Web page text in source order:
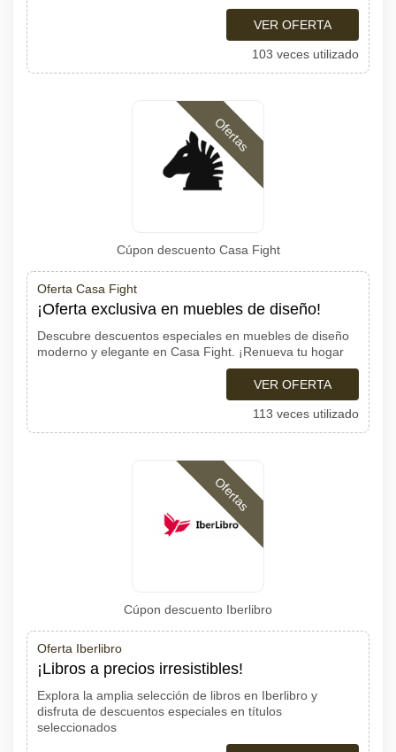
VER OFERTA
103 veces utilizado
Ofertas
Cúpon descuento Casa Fight
Oferta Casa Fight
¡Oferta exclusiva en muebles de diseño!
Descubre descuentos especiales en muebles de diseño
moderno y elegante en Casa Fight. ¡Renueva tu hogar
VER OFERTA
113 veces utilizado
Ofertas
Cúpon descuento Iberlibro
Oferta Iberlibro
¡Libros a precios irresistibles!
Explora la amplia selección de libros en Iberlibro y
disfruta de descuentos especiales en títulos
seleccionados